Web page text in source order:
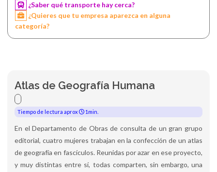
¿Saber qué transporte hay cerca?
¿Quieres que tu empresa aparezca en alguna
categoría?
Atlas de Geografía Humana
Tiempo de lectura aprox 1min.
En el Departamento de Obras de consulta de un gran grupo
editorial, cuatro mujeres trabajan en la confección de un atlas
de geografía en fascículos. Reunidas por azar en ese proyecto,
y muy distintas entre sí, todas comparten, sin embargo, una